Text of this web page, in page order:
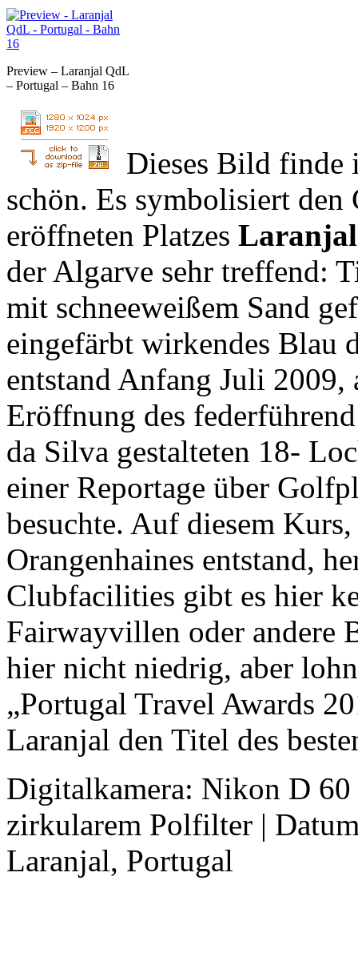
Preview – Laranjal QdL
– Portugal – Bahn 16
Dieses Bild finde
schön. Es symbolisiert den
eröffneten Platzes Laranjal
der Algarve sehr treffend:
mit schneeweißem Sand
eingefärbt wirkendes Blau
entstand Anfang Juli
Eröffnung des
da Silva gestalteten 18-
einer Reportage über
besuchte. Auf diesem
Orangenhaines entstand,
Clubfacilities gibt es hier
Fairwayvillen oder andere
hier nicht niedrig, aber
„Portugal Travel Awards
Laranjal den Titel des
Digitalkamera: Nikon D
zirkularem Polfilter |
Laranjal, Portugal